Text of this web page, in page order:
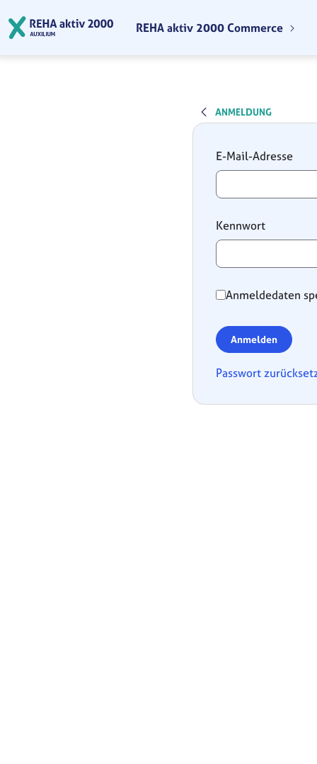
REHA aktiv 2000 Commerce
ANMELDUNG
Anmeldung
E-Mail-Adresse
Kennwort
Anmeldedaten
Anmelden
Passwort